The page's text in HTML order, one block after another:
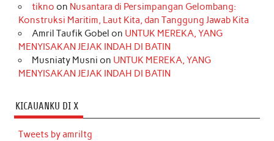
tikno on Nusantara di Persimpangan Gelombang:
Konstruksi Maritim, Laut Kita, dan Tanggung Jawab Kita
Amril Taufik Gobel on UNTUK MEREKA, YANG
MENYISAKAN JEJAK INDAH DI BATIN
Musniaty Musni on UNTUK MEREKA, YANG
MENYISAKAN JEJAK INDAH DI BATIN
KICAUANKU DI X
Tweets by amriltg